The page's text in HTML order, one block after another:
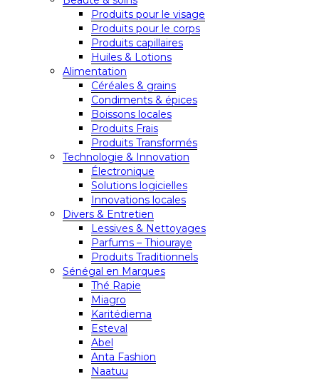
Produits pour le visage
Produits pour le corps
Produits capillaires
Huiles & Lotions
Alimentation
Céréales & grains
Condiments & épices
Boissons locales
Produits Frais
Produits Transformés
Technologie & Innovation
Électronique
Solutions logicielles
Innovations locales
Divers & Entretien
Lessives & Nettoyages
Parfums – Thiouraye
Produits Traditionnels
Sénégal en Marques
Thé Rapie
Miagro
Karitédiema
Esteval
Abel
Anta Fashion
Naatuu